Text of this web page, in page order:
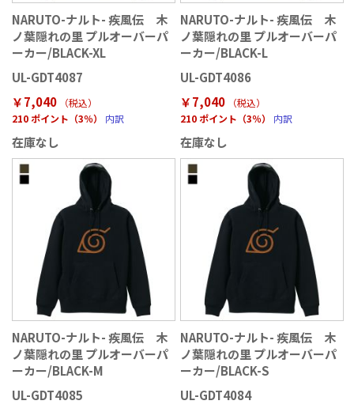
NARUTO-ナルト- 疾風伝 木
ノ葉隠れの里 プルオーバーパ
ーカー/BLACK-XL
UL-GDT4087
￥7,040
（税込）
210 ポイント（3％）
内訳
在庫なし
NARUTO-ナルト- 疾風伝 木
ノ葉隠れの里 プルオーバーパ
ーカー/BLACK-L
UL-GDT4086
￥7,040
（税込）
210 ポイント（3％）
内訳
在庫なし
NARUTO-ナルト- 疾風伝 木
ノ葉隠れの里 プルオーバーパ
ーカー/BLACK-M
UL-GDT4085
NARUTO-ナルト- 疾風伝 木
ノ葉隠れの里 プルオーバーパ
ーカー/BLACK-S
UL-GDT4084